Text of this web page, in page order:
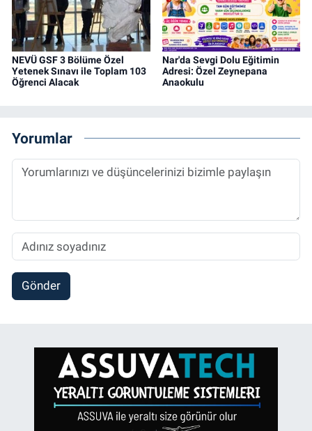
NEVÜ GSF 3 Bölüme Özel
Yetenek Sınavı ile Toplam 103
Öğrenci Alacak
Nar'da Sevgi Dolu Eğitimin
Adresi: Özel Zeynepana
Anaokulu
Yorumlar
Gönder